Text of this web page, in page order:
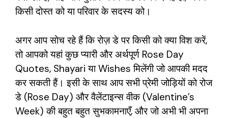
किसी दोस्त को या परिवार के सदस्य को।
अगर आप सोच रहे हैं कि रोज़ डे पर किसी को क्या विश करें,
तो आपको यहां कुछ प्यारी और अर्थपूर्ण Rose Day
Quotes, Shayari या Wishes मिलेंगी जो आपकी मदद
कर सकती हैं। इसी के साथ आप सभी प्रेमी जोड़ियों को रोज
डे (Rose Day) और वैलेंटाइन्स वीक (Valentine’s
Week) की बहुत बहुत सुभकामनाएँ, और जो अभी भी अपना